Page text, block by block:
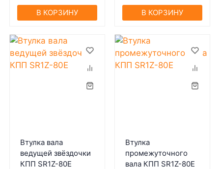
В КОРЗИНУ В КОРЗИНУ
Втулка вала
ведущей звёздочки
КПП SR1Z-80Е
Втулка
промежуточного
вала КПП SR1Z-80Е